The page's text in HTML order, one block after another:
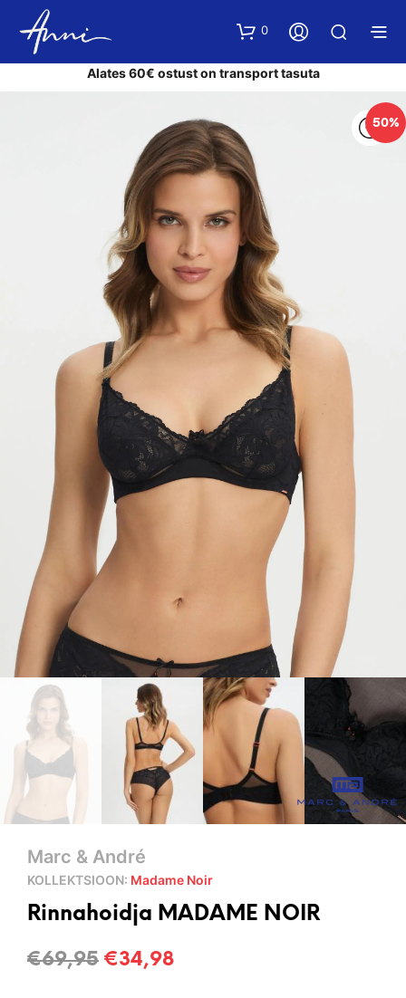
0
Alates 60€ ostust on transport tasuta
50%
Marc & André
KOLLEKTSIOON: Madame Noir
Rinnahoidja MADAME NOIR
€69,95 Algne
€34,98Current